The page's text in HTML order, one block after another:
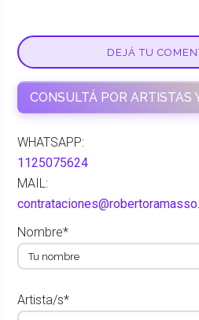
DEJÁ TU
CONSULTÁ POR ARTISTAS
WHATSAPP:
1125075624
MAIL:
Nombre*
Artista/s*